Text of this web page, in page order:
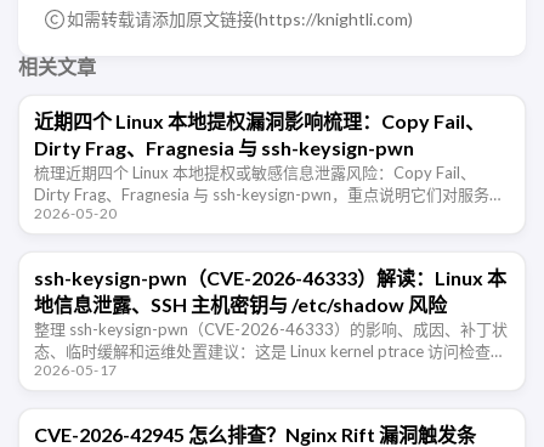
如需转载请添加原文链接(https://knightli.com)
相关文章
近期四个 Linux 本地提权漏洞影响梳理：Copy Fail、
Dirty Frag、Fragnesia 与 ssh-keysign-pwn
梳理近期四个 Linux 本地提权或敏感信息泄露风险：Copy Fail、
Dirty Frag、Fragnesia 与 ssh-keysign-pwn，重点说明它们对服务
器、容器、CI、多租户环境和运 …
2026-05-20
ssh-keysign-pwn（CVE-2026-46333）解读：Linux 本
地信息泄露、SSH 主机密钥与 /etc/shadow 风险
整理 ssh-keysign-pwn（CVE-2026-46333）的影响、成因、补丁状
态、临时缓解和运维处置建议：这是 Linux kernel ptrace 访问检查竞
态导致的本地信息泄露，可影响 …
2026-05-17
CVE-2026-42945 怎么排查？Nginx Rift 漏洞触发条